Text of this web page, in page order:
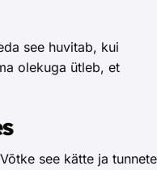
see huvitab, kui
olekuga ütleb, et
see kätte ja tunnete